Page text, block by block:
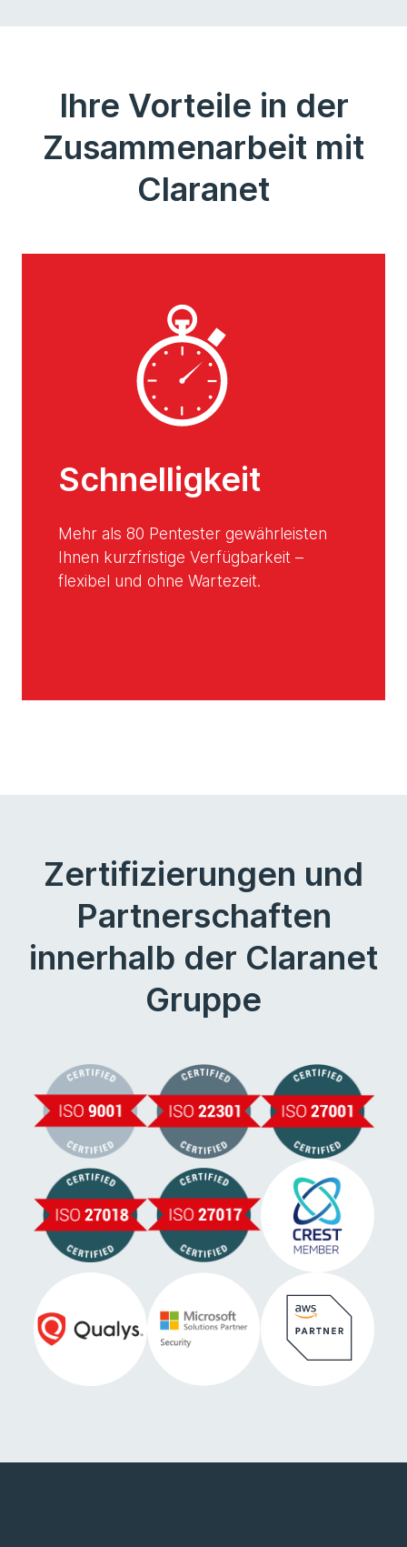
Ihre Vorteile in der
Zusammenarbeit mit
Claranet
Schnelligkeit
Mehr als 80 Pentester gewährleisten
Ihnen kurzfristige Verfügbarkeit –
flexibel und ohne Wartezeit.
Zertifizierungen und
Partnerschaften
innerhalb der Claranet
Gruppe